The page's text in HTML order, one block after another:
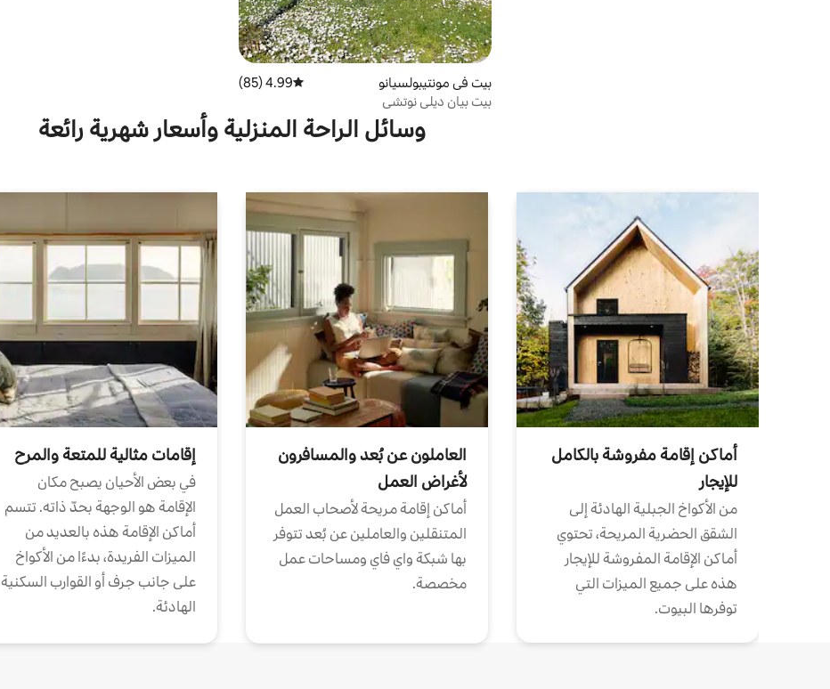
بيت في مونتيبولسيانو متوسط التقييم 4.99 من 5، 85 مراجعات
4.99 (85)
بيت بيان ديلي نوتشي
وسائل الراحة المنزلية وأسعار شهرية رائعة
أماكن إقامة مفروشة بالكامل
للإيجار
من الأكواخ الجبلية الهادئة إلى
الشقق الحضرية المريحة، تحتوي
أماكن الإقامة المفروشة للإيجار
هذه على جميع الميزات التي
توفرها البيوت.
العاملون عن بُعد والمسافرون
لأغراض العمل
أماكن إقامة مريحة لأصحاب العمل
المتنقلين والعاملين عن بُعد تتوفر
بها شبكة واي فاي ومساحات عمل
مخصصة.
إقامات مثالية للمتعة والمرح
في بعض الأحيان يصبح مكان
الإقامة هو الوجهة بحدّ ذاته. تتسم
أماكن الإقامة هذه بالعديد من
الميزات الفريدة، بدءًا من الأكواخ
على جانب جرف أو القوارب السكنية
الهادئة.